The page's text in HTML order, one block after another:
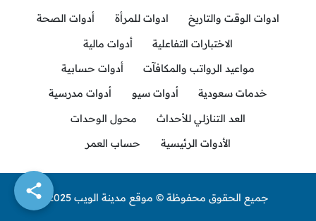
ادوات الوقت والتاريخ ادوات للمرأة
أدوات الصحة
الاختبارات التفاعلية
أدوات مالية
مواعيد الرواتب والمكافآت
أدوات حسابية
خدمات سعودية
أدوات سيو
أدوات مدرسية
العد التنازلي للأحداث
محول الوحدات
الأدوات الرئيسية
حساب العمر
جميع الحقوق محفوظة © موقع مدينة الويب 2025